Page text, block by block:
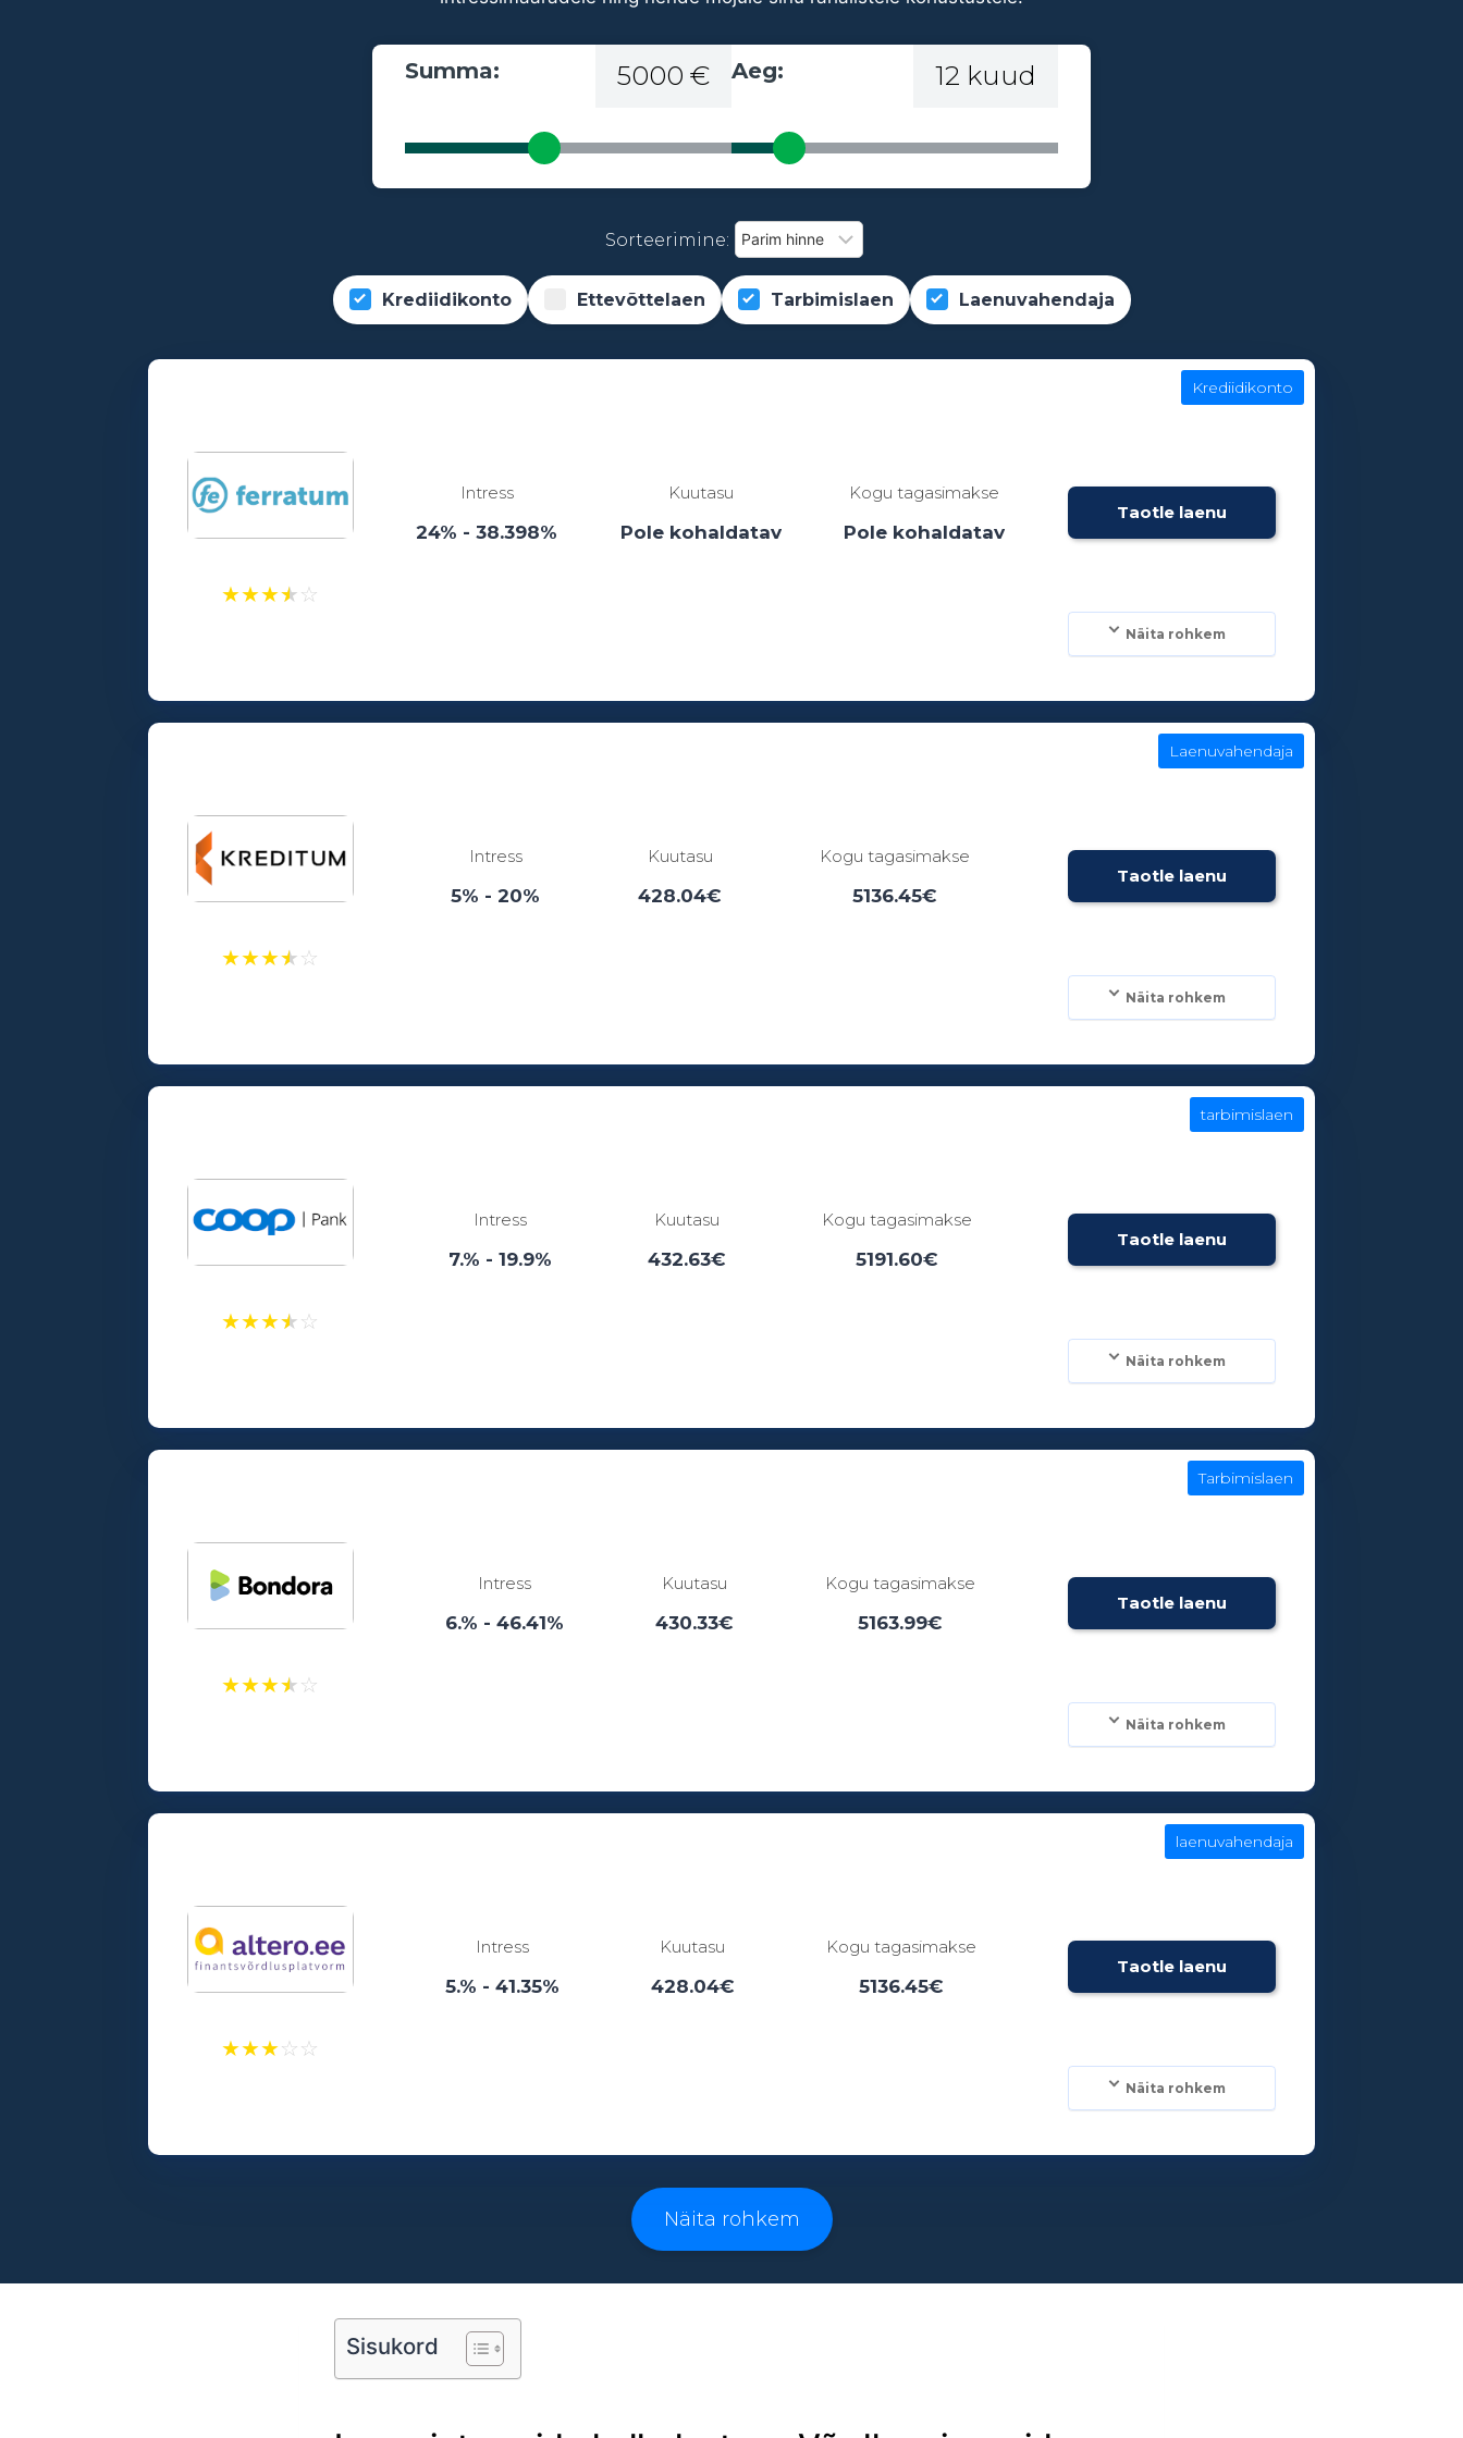
Summa: 5000 € Aeg: 12 kuud
Sorteerimine:
Krediidikonto Ettevõttelaen Tarbimislaen Laenuvahendaja
★★★★☆
Intress
24% - 38.398%
Kuutasu
Pole kohaldatav
Kogu tagasimakse
Pole kohaldatav
Taotle laenu
Krediidikonto
Näita rohkem
18
★★★★☆
Intress
5% - 20%
Kuutasu
428.04€
Kogu tagasimakse
5136.45€
Taotle laenu
Laenuvahendaja
Näita rohkem
18
★★★★☆
Intress
7.% - 19.9%
Kuutasu
432.63€
Kogu tagasimakse
5191.60€
Taotle laenu
tarbimislaen
Näita rohkem
18
★★★★☆
Intress
6.% - 46.41%
Kuutasu
430.33€
Kogu tagasimakse
5163.99€
Taotle laenu
Tarbimislaen
Näita rohkem
18
★★★☆☆
Intress
5.% - 41.35%
Kuutasu
428.04€
Kogu tagasimakse
5136.45€
Taotle laenu
laenuvahendaja
Näita rohkem
3 - 96 kuud
Vanusepiirang:
Näita rohkem
Sisukord